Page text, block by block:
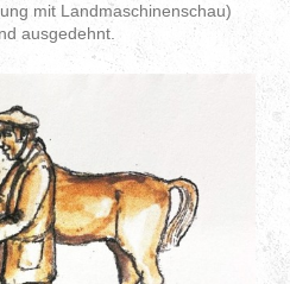
mit Landmaschinenschau)
ausgedehnt.